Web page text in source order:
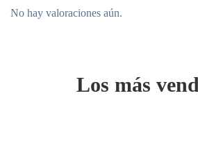
No hay valoraciones aún.
Los más